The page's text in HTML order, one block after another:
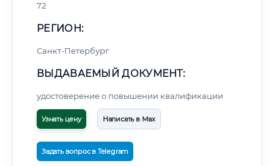
72
РЕГИОН:
Санкт-Петербург
ВЫДАВАЕМЫЙ ДОКУМЕНТ:
удостоверение о повышении квалификации
Узнать цену Написать в Max
Задать вопрос в Telegram